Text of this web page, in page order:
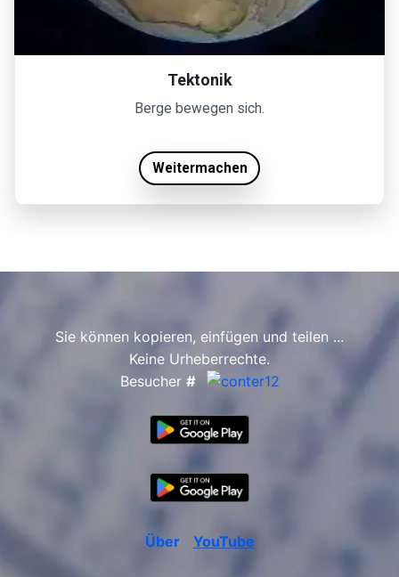
Tektonik
Berge bewegen sich.
Weitermachen
Sie können kopieren, einfügen und teilen ...
Keine Urheberrechte.
Besucher #
Über YouTube